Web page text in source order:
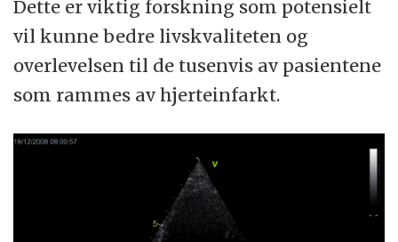
Dette er viktig forskning som potensielt
vil kunne bedre livskvaliteten og
overlevelsen til de tusenvis av pasientene
som rammes av hjerteinfarkt.